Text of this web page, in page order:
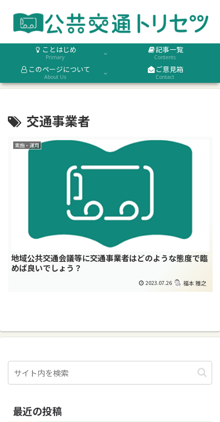
ことはじめ
Primary
記事一覧
Contents
このページについて
About Us
ご意見箱
Contact
交通事業者
実施・運用
地域公共交通会議等に交通事業者はどのような態度で臨
めば良いでしょう？
2023.07.26 福本 雅之
最近の投稿